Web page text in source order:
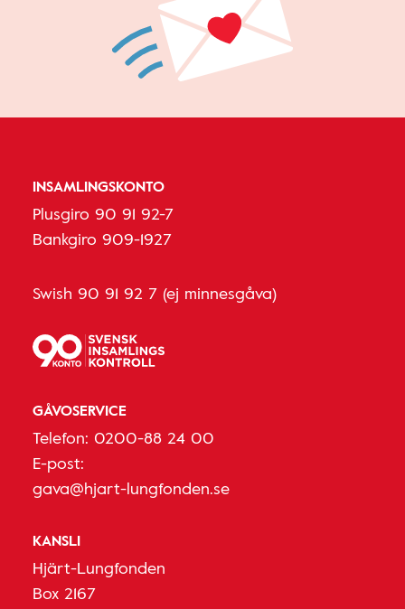
INSAMLINGSKONTO
Plusgiro 90 91 92-7
Bankgiro 909-1927
Swish 90 91 92 7 (ej minnesgåva)
GÅVOSERVICE
Telefon: 0200-88 24 00
E-post:
gava@hjart-lungfonden.se
KANSLI
Hjärt-Lungfonden
Box 2167